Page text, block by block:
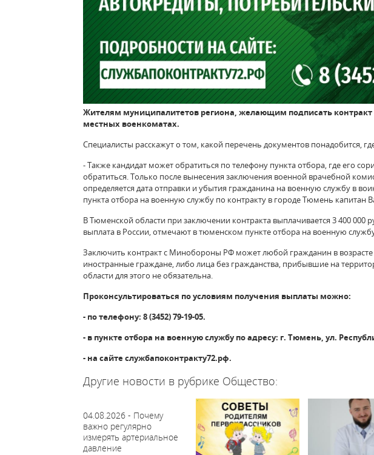
Жителям муниципалитетов региона, желающим подписать
местных военкоматах.
Специалисты расскажут о том, какой перечень документов понадобится,
- Также кандидат может обратиться по телефону пункта отбора, где его
обратиться. Только после вынесения заключения военной врачебной
определяется дата отправки и убытия гражданина на военную службу в
пункта отбора на военную службу по контракту в городе Тюмень капитан
В Тюменской области при заключении контракта выплачивается 3 400 000
выплата в России, отмечают в тюменском пункте отбора на военную
Заключить контракт с Минобороны РФ может любой гражданин в возрасте
иностранные граждане, либо лица без гражданства, прибывшие на
области для этого не обязательна.
Проконсультироваться по условиям получения выплаты можно:
- по телефону: 8 (3452) 79-19-05.
- в пункте отбора на военную службу по адресу: г. Тюмень, ул.
- на сайте службапоконтракту72.рф.
Другие новости в рубрике Общество:
04.08.2026 - Почему
важно регулярно
измерять артериальное
давление